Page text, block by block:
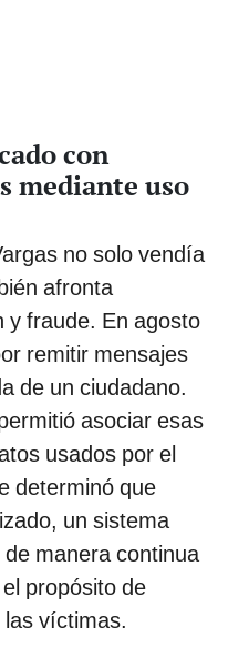
con
mediante uso
no solo vendía
afronta
y fraude. En agosto
remitir mensajes
de un ciudadano.
asociar esas
usados por el
determinó que
un sistema
manera continua
propósito de
víctimas.